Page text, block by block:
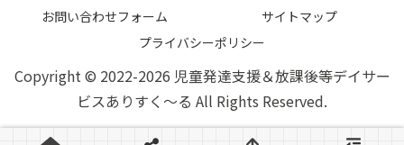
お問い合わせフォーム
サイトマップ
プライバシーポリシー
Copyright © 2022-2026 児童発達支援＆放課後等デイサー
ビスありすく～る All Rights Reserved.